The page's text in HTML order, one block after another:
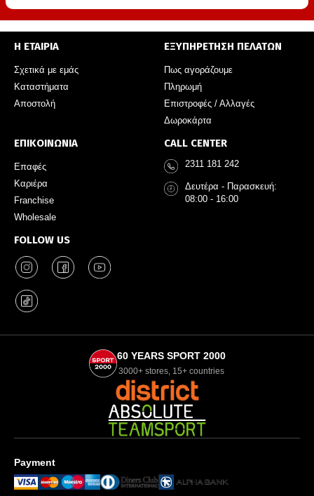
Η ΕΤΑΙΡΙΑ
Σχετικά με εμάς
Καταστήματα
Αποστολή
ΕΞΥΠΗΡΕΤΗΣΗ ΠΕΛΑΤΩΝ
Πως αγοράζουμε
Πληρωμή
Επιστροφές / Αλλαγές
Δωροκάρτα
ΕΠΙΚΟΙΝΩΝΙΑ
Επαφές
Καριέρα
Franchise
Wholesale
FOLLOW US
CALL CENTER
2311 181 242
Δευτέρα - Παρασκευή:
08:00 - 16:00
60 YEARS SPORT 2000
3000+ stores, 15+ countries
Payment